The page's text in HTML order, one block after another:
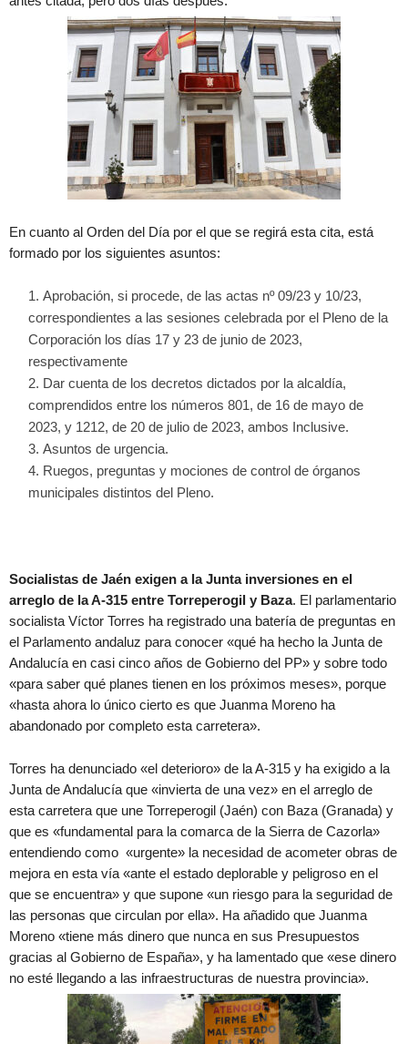
En cuanto al Orden del Día por el que se regirá esta cita, está
formado por los siguientes asuntos:
Aprobación, si procede, de las actas nº 09/23 y 10/23,
correspondientes a las sesiones celebrada por el Pleno de la
Corporación los días 17 y 23 de junio de 2023,
respectivamente
Dar cuenta de los decretos dictados por la alcaldía,
comprendidos entre los números 801, de 16 de mayo de
2023, y 1212, de 20 de julio de 2023, ambos Inclusive.
Asuntos de urgencia.
Ruegos, preguntas y mociones de control de órganos
municipales distintos del Pleno.
Socialistas de Jaén exigen a la Junta inversiones en el
arreglo de la A-315 entre Torreperogil y Baza. El parlamentario
socialista Víctor Torres ha registrado una batería de preguntas en
el Parlamento andaluz para conocer «qué ha hecho la Junta de
Andalucía en casi cinco años de Gobierno del PP» y sobre todo
«para saber qué planes tienen en los próximos meses», porque
«hasta ahora lo único cierto es que Juanma Moreno ha
abandonado por completo esta carretera».
Torres ha denunciado «el deterioro» de la A-315 y ha exigido a la
Junta de Andalucía que «invierta de una vez» en el arreglo de
esta carretera que une Torreperogil (Jaén) con Baza (Granada) y
que es «fundamental para la comarca de la Sierra de Cazorla»
entendiendo como «urgente» la necesidad de acometer obras de
mejora en esta vía «ante el estado deplorable y peligroso en el
que se encuentra» y que supone «un riesgo para la seguridad de
las personas que circulan por ella». Ha añadido que Juanma
Moreno «tiene más dinero que nunca en sus Presupuestos
gracias al Gobierno de España», y ha lamentado que «ese dinero
no esté llegando a las infraestructuras de nuestra provincia».